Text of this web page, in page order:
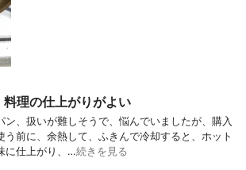
理の仕上がりがよい
ン、扱いが難しそうで、悩んでいましたが、購入
う前に、余熱して、ふきんで冷却すると、ホット
に仕上がり、…続きを見る